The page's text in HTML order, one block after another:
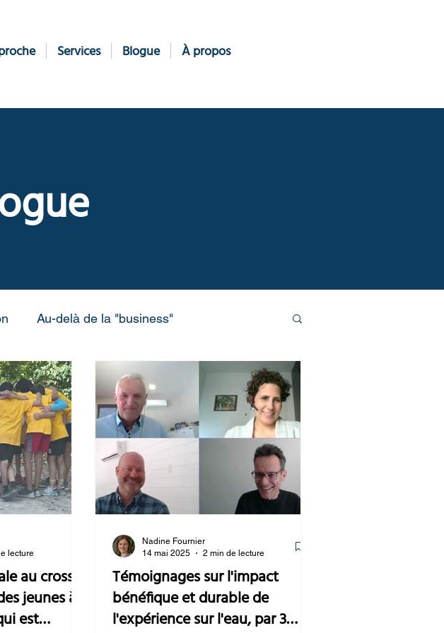
Services Blogue À propos
Au-delà de la "business"
au cross
jeunes à
est
lecture
Témoignages sur l'impact
bénéfique et durable de
l'expérience sur l'eau, par 3
Nadine Fournier
14 mai 2025
2 min de lecture